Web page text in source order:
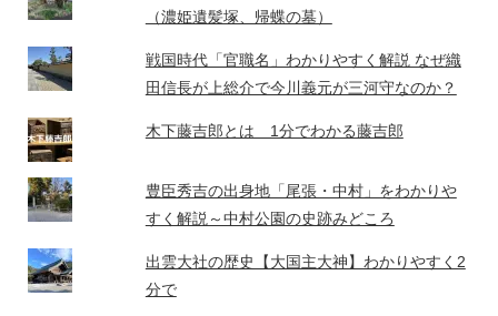
（濃姫遺髪塚、帰蝶の墓）
戦国時代「官職名」わかりやすく解説 なぜ織
田信長が上総介で今川義元が三河守なのか？
木下藤吉郎とは 1分でわかる藤吉郎
豊臣秀吉の出身地「尾張・中村」をわかりや
すく解説～中村公園の史跡みどころ
出雲大社の歴史【大国主大神】わかりやすく2
分で